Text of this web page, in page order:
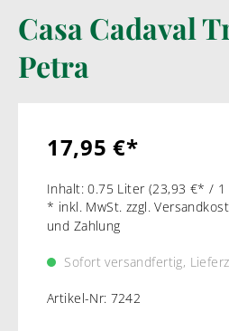
Casa Cadaval
Petra
17,95 €*
Inhalt:0.75 Liter (23,93 €* / 1
* inkl. MwSt. zzgl.
und Zahlung
Sofort versandfertig,
Artikel-Nr: 7242